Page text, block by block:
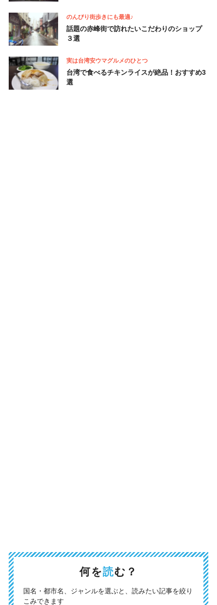
のんびり街歩きにも最適♪
話題の赤峰街で訪れたいこだわりのショップ
３選
実は台湾安ウマグルメのひとつ
台湾で食べるチキンライスが絶品！おすすめ3
選
何を読む？
国名・都市名、ジャンルを選ぶと、読みたい記事を絞り
こみできます